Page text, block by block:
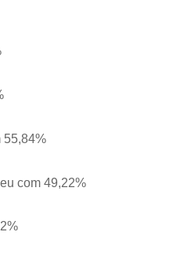
55,84%
com 49,22%